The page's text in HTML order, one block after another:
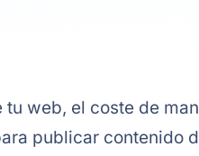
web, el coste de
publicar contenido